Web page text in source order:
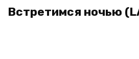
Встретимся ночью